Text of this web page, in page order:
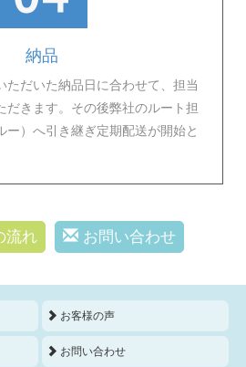
納品
ただいた納品日に合わせて、担当
だきます。その後弊社のルート担
ー）へ引き継ぎ定期配送が開始と
流れ お問い合わせ
お客様の声
お問い合わせ